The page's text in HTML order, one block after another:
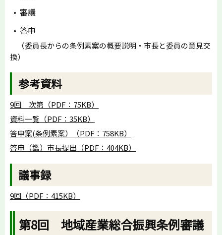
審議
答申
（委員長からの条例素案の概要説明・市長と委員の意見交
換）
参考資料
9回 次第（PDF：75KB）
資料一覧（PDF：35KB）
答申案(条例素案）（PDF：758KB）
答申（鑑）市長提出（PDF：404KB）
議事録
9回（PDF：415KB）
第8回 地域産業総合振興条例審議